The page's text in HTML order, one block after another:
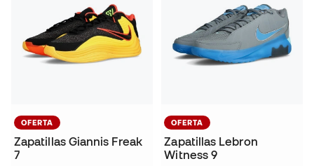
OFERTA
Zapatillas Giannis Freak
7
OFERTA
Zapatillas Lebron
Witness 9